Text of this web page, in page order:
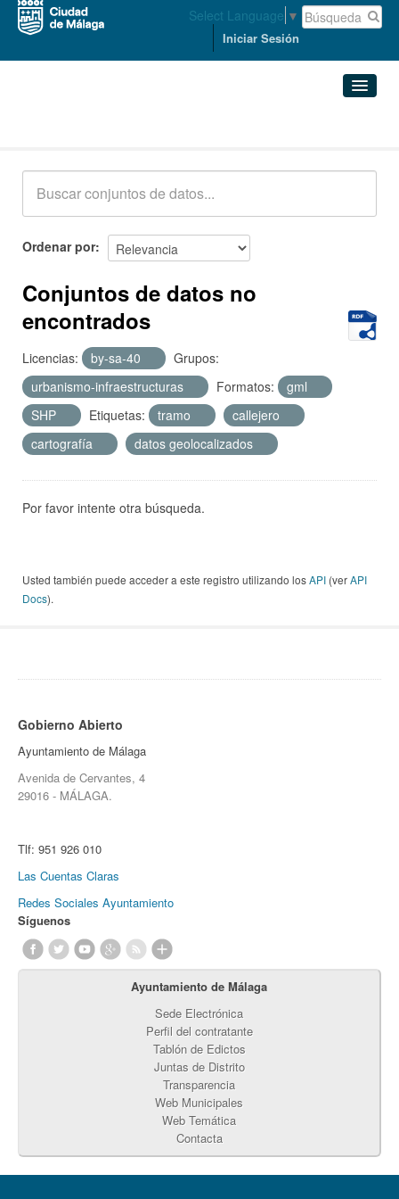
Select Language ▼
Iniciar Sesión
Acerca de
Ordenar por
Conjuntos de datos no
encontrados
Licencias: by-sa-40
Grupos:
urbanismo-infraestructuras
Formatos:
gml
SHP
Etiquetas: tramo
callejero
cartografía
datos geolocalizados
Por favor intente otra búsqueda.
Usted también puede acceder a este registro utilizando losAPI (verAPI
Docs).
Gobierno Abierto
Ayuntamiento de Málaga
Avenida de Cervantes, 4
29016 - MÁLAGA.
Tlf: 951 926 010
Las Cuentas Claras
Redes Sociales Ayuntamiento
Síguenos
Ayuntamiento de Málaga
Sede Electrónica
Perfil del contratante
Tablón de Edictos
Juntas de Distrito
Transparencia
Web Municipales
Web Temática
Contacta